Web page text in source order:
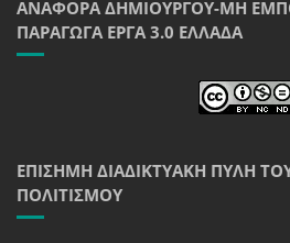
ΑΝΑΦΟΡΆ ΔΗΜΙΟΥΡΓΟΎ-ΜΗ
ΠΑΡΆΓΩΓΑ ΈΡΓΑ 3.0 ΕΛΛΆΔΑ
ΕΠΊΣΗΜΗ ΔΙΑΔΙΚΤΥΑΚΉ ΠΎΛΗ
ΠΟΛΙΤΙΣΜΟΎ